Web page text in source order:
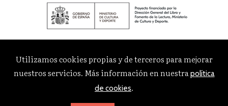
Utilizamos cookies propias y de terceros para mejorar
nuestros servicios. Más información en nuestrapolítica
de cookies.